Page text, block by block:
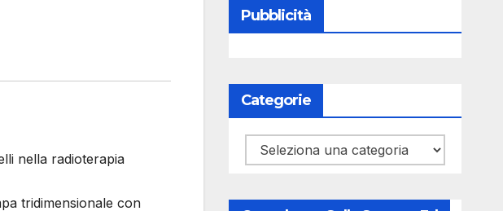
nella radioterapia
tridimensionale con
Pubblicità
Categorie
Categorie